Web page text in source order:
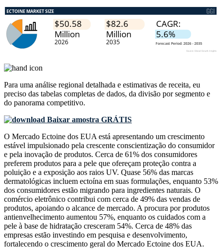
Para uma análise regional detalhada e estimativas de receita, eu
preciso das tabelas completas de dados, da divisão por segmento e
do panorama competitivo.
Baixar amostra GRÁTIS
O Mercado Ectoine dos EUA está apresentando um crescimento
estável impulsionado pela crescente conscientização do consumidor
e pela inovação de produtos. Cerca de 61% dos consumidores
preferem produtos para a pele que ofereçam proteção contra a
poluição e a exposição aos raios UV. Quase 56% das marcas
dermatológicas incluem ectoína em suas formulações, enquanto 53%
dos consumidores estão migrando para ingredientes naturais. O
comércio eletrônico contribui com cerca de 49% das vendas de
produtos, apoiando o alcance de mercado. A procura por produtos
antienvelhecimento aumentou 57%, enquanto os cuidados com a
pele à base de hidratação cresceram 54%. Cerca de 48% das
empresas estão investindo em pesquisa e desenvolvimento,
fortalecendo o crescimento geral do Mercado Ectoine dos EUA.